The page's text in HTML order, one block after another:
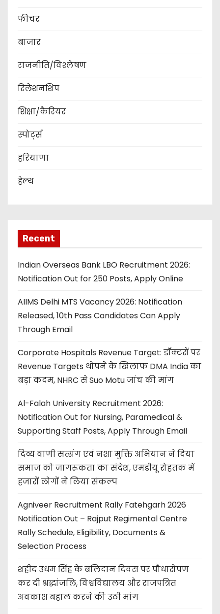
फीचर
बाजार
राजनीति/विश्लेषण
रिलेशनशिप
शिक्षा/कैरियर
स्पोर्ट्स
हरियाणा
हेल्थ
Recent
Indian Overseas Bank LBO Recruitment 2026:
Notification Out for 250 Posts, Apply Online
AIIMS Delhi MTS Vacancy 2026: Notification
Released, 10th Pass Candidates Can Apply
Through Email
Corporate Hospitals Revenue Target: डॉक्टरों पर
Revenue Targets थोपने के खिलाफ DMA India का
बड़ा कदम, NHRC से Suo Motu जांच की मांग
Al-Falah University Recruitment 2026:
Notification Out for Nursing, Paramedical &
Supporting Staff Posts, Apply Through Email
दिव्य वाणी सत्संग एवं नशा मुक्ति अभियान ने दिया
समाज को जागरूकता का संदेश, एमडीयू रोहतक में
हजारों लोगों ने लिया संकल्प
Agniveer Recruitment Rally Fatehgarh 2026
Notification Out – Rajput Regimental Centre
Rally Schedule, Eligibility, Documents &
Selection Process
शहीद उधम सिंह के बलिदान दिवस पर पौधारोपण
कर दी श्रद्धांजलि, विश्वविद्यालय और राजपत्रित
अवकाश बहाल करने की उठी मांग